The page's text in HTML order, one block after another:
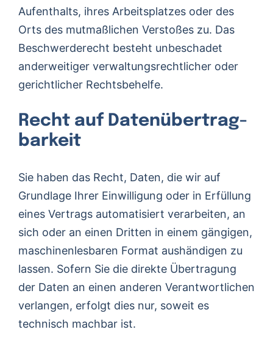
Aufenthalts, ihres Arbeitsplatzes oder des
Orts des mutmaßlichen Verstoßes zu. Das
Beschwerderecht besteht unbeschadet
anderweitiger verwaltungsrechtlicher oder
gerichtlicher Rechtsbehelfe.
Recht auf Daten­übertrag­
barkeit
Sie haben das Recht, Daten, die wir auf
Grundlage Ihrer Einwilligung oder in Erfüllung
eines Vertrags automatisiert verarbeiten, an
sich oder an einen Dritten in einem gängigen,
maschinenlesbaren Format aushändigen zu
lassen. Sofern Sie die direkte Übertragung
der Daten an einen anderen Verantwortlichen
verlangen, erfolgt dies nur, soweit es
technisch machbar ist.